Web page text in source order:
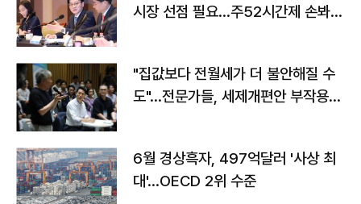
시장 선점 필요…주52시간제 손봐
"집값보다 전월세가 더 불안해질 수
도"…전문가들, 세제개편안 부작용
6월 경상흑자, 497억달러 '사상 최
대'…OECD 2위 수준